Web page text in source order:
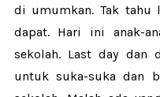
di umumkan. Tak tahu
dapat. Hari ini anak-
sekolah. Last day dan
untuk suka-suka dan